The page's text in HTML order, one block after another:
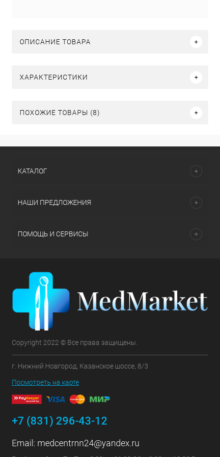
ОПИСАНИЕ ТОВАРА
ХАРАКТЕРИСТИКИ
ПОХОЖИЕ ТОВАРЫ (8)
КАТАЛОГ
НАШИ ПРЕДЛОЖЕНИЯ
ПОМОЩЬ И СЕРВИСЫ
Copyright 2022 © Все права защищены.
г. Нижний Новгород, Казанское шоссе, 8/3
Посмотреть на карте
+7 (831) 296-43-12
Email: medcentrnn24@yandex.ru